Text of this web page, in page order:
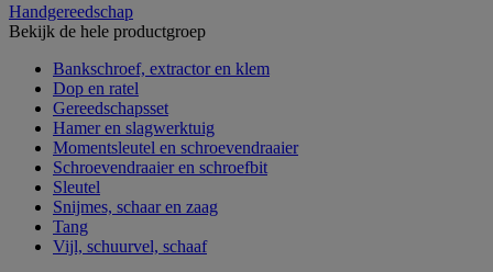
Handgereedschap
Bekijk de hele productgroep
Bankschroef, extractor en klem
Dop en ratel
Gereedschapsset
Hamer en slagwerktuig
Momentsleutel en schroevendraaier
Schroevendraaier en schroefbit
Sleutel
Snijmes, schaar en zaag
Tang
Vijl, schuurvel, schaaf